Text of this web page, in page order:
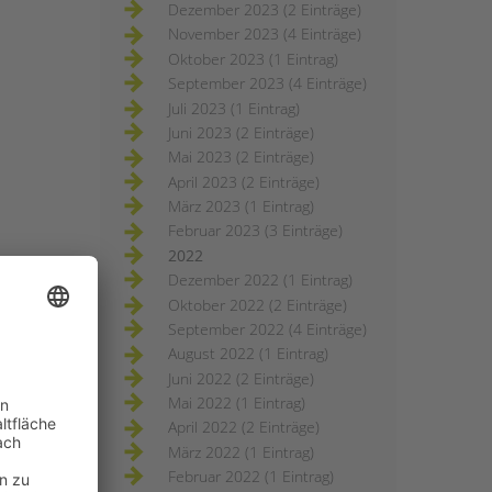
Dezember 2023 (2 Einträge)
November 2023 (4 Einträge)
Oktober 2023 (1 Eintrag)
September 2023 (4 Einträge)
Juli 2023 (1 Eintrag)
Juni 2023 (2 Einträge)
Mai 2023 (2 Einträge)
April 2023 (2 Einträge)
März 2023 (1 Eintrag)
Februar 2023 (3 Einträge)
2022
Dezember 2022 (1 Eintrag)
Oktober 2022 (2 Einträge)
September 2022 (4 Einträge)
August 2022 (1 Eintrag)
Juni 2022 (2 Einträge)
Mai 2022 (1 Eintrag)
April 2022 (2 Einträge)
März 2022 (1 Eintrag)
Februar 2022 (1 Eintrag)